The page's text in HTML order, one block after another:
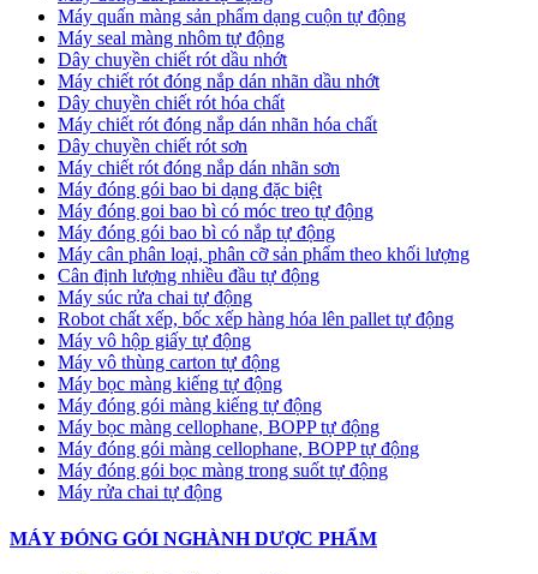
Máy quấn màng sản phẩm dạng cuộn tự động
Máy seal màng nhôm tự động
Dây chuyền chiết rót dầu nhớt
Máy chiết rót đóng nắp dán nhãn dầu nhớt
Dây chuyền chiết rót hóa chất
Máy chiết rót đóng nắp dán nhãn hóa chất
Dây chuyền chiết rót sơn
Máy chiết rót đóng nắp dán nhãn sơn
Máy đóng gói bao bi dạng đặc biệt
Máy đóng goi bao bì có móc treo tự động
Máy đóng gói bao bì có nắp tự động
Máy cân phân loại, phân cỡ sản phẩm theo khối lượng
Cân định lượng nhiều đầu tự động
Máy súc rửa chai tự động
Robot chất xếp, bốc xếp hàng hóa lên pallet tự động
Máy vô hộp giấy tự động
Máy vô thùng carton tự động
Máy bọc màng kiếng tự động
Máy đóng gói màng kiếng tự động
Máy bọc màng cellophane, BOPP tự động
Máy đóng gói màng cellophane, BOPP tự động
Máy đóng gói bọc màng trong suốt tự động
Máy rửa chai tự động
MÁY ĐÓNG GÓI NGHÀNH DƯỢC PHẨM